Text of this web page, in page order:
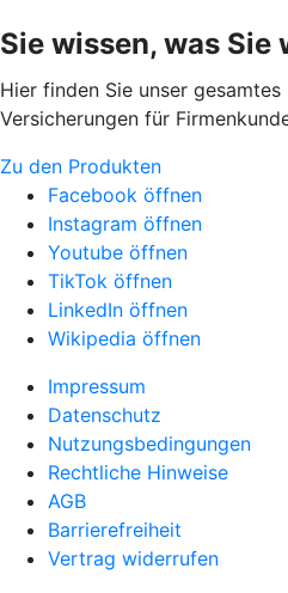
Sie wissen, was Sie
Hier finden Sie unser
Versicherungen für
Zu den Produkten
Facebook öffnen
Instagram öffnen
Youtube öffnen
TikTok öffnen
LinkedIn öffnen
Wikipedia öffnen
Impressum
Datenschutz
Nutzungsbedingungen
Rechtliche Hinweise
AGB
Barrierefreiheit
Vertrag widerrufen